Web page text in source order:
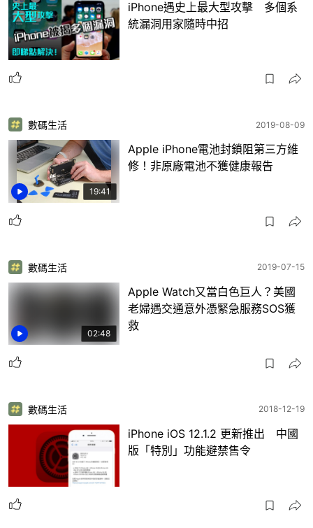
iPhone遇史上最大型攻擊 多個系
統漏洞用家隨時中招
19:41
數碼生活 2019-08-09
Apple iPhone電池封鎖阻第三方維
修！非原廠電池不獲健康報告
02:48
數碼生活 2019-07-15
Apple Watch又當白色巨人？美國
老婦遇交通意外憑緊急服務SOS獲
救
數碼生活 2018-12-19
iPhone iOS 12.1.2 更新推出 中國
版「特別」功能避禁售令